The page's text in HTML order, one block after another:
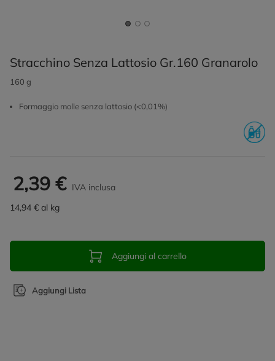
Stracchino Senza Lattosio Gr.160 Granarolo
160 g
Formaggio molle senza lattosio (<0,01%)
2,39 € IVA inclusa
14,94 € al kg
Aggiungi al carrello
Aggiungi Lista